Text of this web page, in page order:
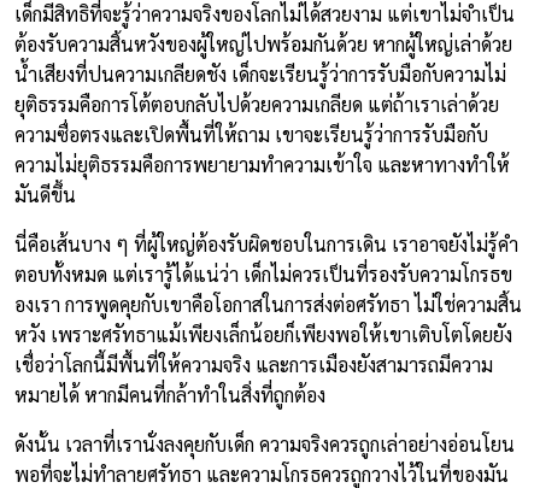
เด็กมีสิทธิที่จะรู้ว่าความจริงของโลกไม่ได้สวยงาม แต่เขาไม่จำเป็น
ต้องรับความสิ้นหวังของผู้ใหญ่ไปพร้อมกันด้วย หากผู้ใหญ่เล่าด้วย
น้ำเสียงที่ปนความเกลียดชัง เด็กจะเรียนรู้ว่าการรับมือกับความไม่
ยุติธรรมคือการโต้ตอบกลับไปด้วยความเกลียด แต่ถ้าเราเล่าด้วย
ความซื่อตรงและเปิดพื้นที่ให้ถาม เขาจะเรียนรู้ว่าการรับมือกับ
ความไม่ยุติธรรมคือการพยายามทำความเข้าใจ และหาทางทำให้
มันดีขึ้น
นี่คือเส้นบาง ๆ ที่ผู้ใหญ่ต้องรับผิดชอบในการเดิน เราอาจยังไม่รู้คำ
ตอบทั้งหมด แต่เรารู้ได้แน่ว่า เด็กไม่ควรเป็นที่รองรับความโกรธข
องเรา การพูดคุยกับเขาคือโอกาสในการส่งต่อศรัทธา ไม่ใช่ความสิ้น
หวัง เพราะศรัทธาแม้เพียงเล็กน้อยก็เพียงพอให้เขาเติบโตโดยยัง
เชื่อว่าโลกนี้มีพื้นที่ให้ความจริง และการเมืองยังสามารถมีความ
หมายได้ หากมีคนที่กล้าทำในสิ่งที่ถูกต้อง
ดังนั้น เวลาที่เรานั่งลงคุยกับเด็ก ความจริงควรถูกเล่าอย่างอ่อนโยน
พอที่จะไม่ทำลายศรัทธา และความโกรธควรถูกวางไว้ในที่ของมัน